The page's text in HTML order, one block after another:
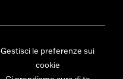
Gestisci le preferenze sui
cookie